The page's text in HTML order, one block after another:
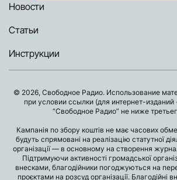
Новости
Статьи
Инструкции
© 2026, Свободное Радио. Использование
при условии ссылки (для интернет-
“Свободное Радио” не ниже
Кампанія по збору коштів не має часових
будуть спрямовані на реалізацію статутної
організації — в основному на створення
Підтримуючи активності громадської
внесками, благодійники погоджуються на
проєктами на розсуд організації. Благодійні